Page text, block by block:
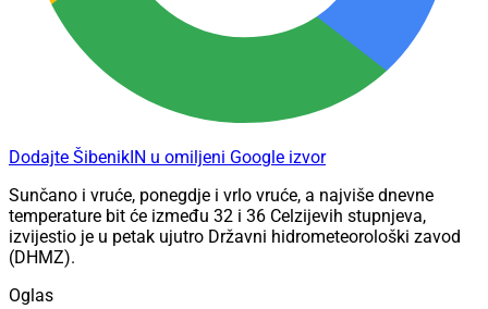
Dodajte ŠibenikIN u omiljeni Google izvor
Sunčano i vruće, ponegdje i vrlo vruće, a najviše dnevne
temperature bit će između 32 i 36 Celzijevih stupnjeva,
izvijestio je u petak ujutro Državni hidrometeorološki zavod
(DHMZ).
Oglas